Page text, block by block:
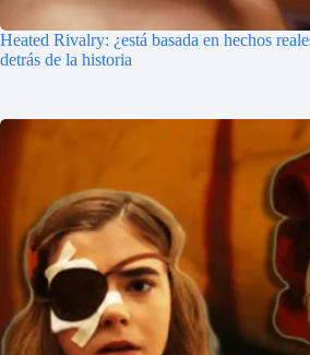
Heated Rivalry: ¿está basada en hechos
detrás de la historia